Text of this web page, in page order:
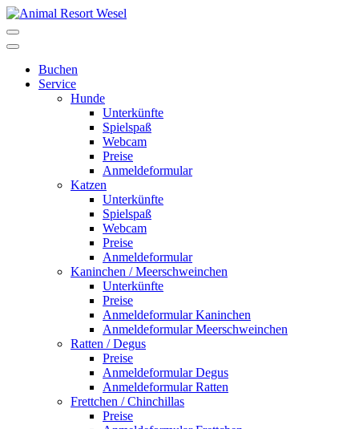
Buchen
Service
Hunde
Unterkünfte
Spielspaß
Webcam
Preise
Anmeldeformular
Katzen
Unterkünfte
Spielspaß
Webcam
Preise
Anmeldeformular
Kaninchen / Meerschweinchen
Unterkünfte
Preise
Anmeldeformular Kaninchen
Anmeldeformular Meerschweinchen
Ratten / Degus
Preise
Anmeldeformular Degus
Anmeldeformular Ratten
Frettchen / Chinchillas
Preise